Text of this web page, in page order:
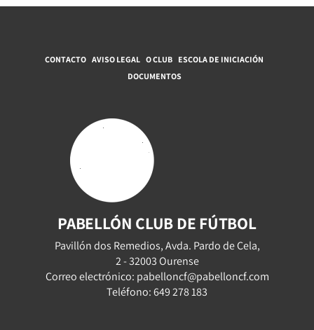
CONTACTO AVISO LEGAL O CLUB ESCOLA DE INICIACIÓN
DOCUMENTOS
PABELLÓN CLUB DE FÚTBOL
Pavillón dos Remedios, Avda. Pardo de Cela,
2 - 32003 Ourense
Correo electrónico: pabelloncf@pabelloncf.com
Teléfono: 649 278 183